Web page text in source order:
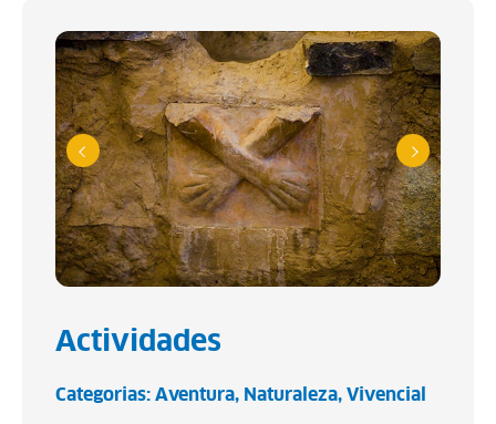
Actividades
Categorias: Aventura Naturaleza Vivencial